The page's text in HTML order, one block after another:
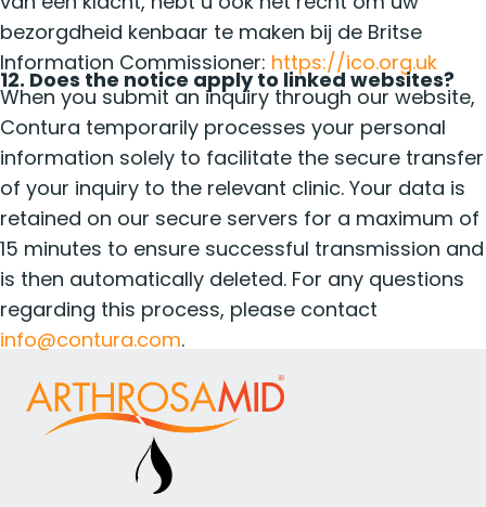
bezorgdheid kenbaar te maken bij de Britse
Information Commissioner: https://ico.org.uk
12. Does the notice apply to linked websites?
When you submit an inquiry through our website,
Contura temporarily processes your personal
information solely to facilitate the secure transfer
of your inquiry to the relevant clinic. Your data is
retained on our secure servers for a maximum of
15 minutes to ensure successful transmission and
is then automatically deleted. For any questions
regarding this process, please contact
info@contura.com.